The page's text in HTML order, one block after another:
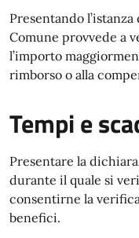
Presentando
Comune provvede a
l’importo
rimborso o alla
Tempi e
Presentare la
durante il quale si
consentirne la
benefici.